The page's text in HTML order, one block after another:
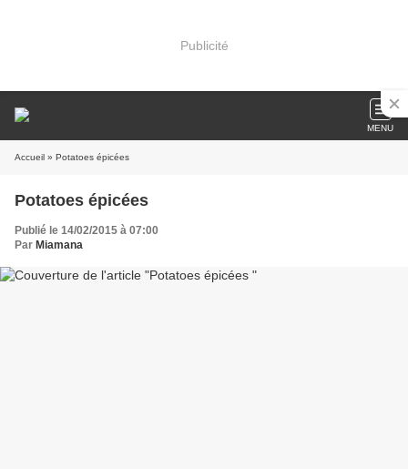
Publicité
MENU
Accueil » Potatoes épicées
Potatoes épicées
Publié le 14/02/2015 à 07:00
Par Miamana